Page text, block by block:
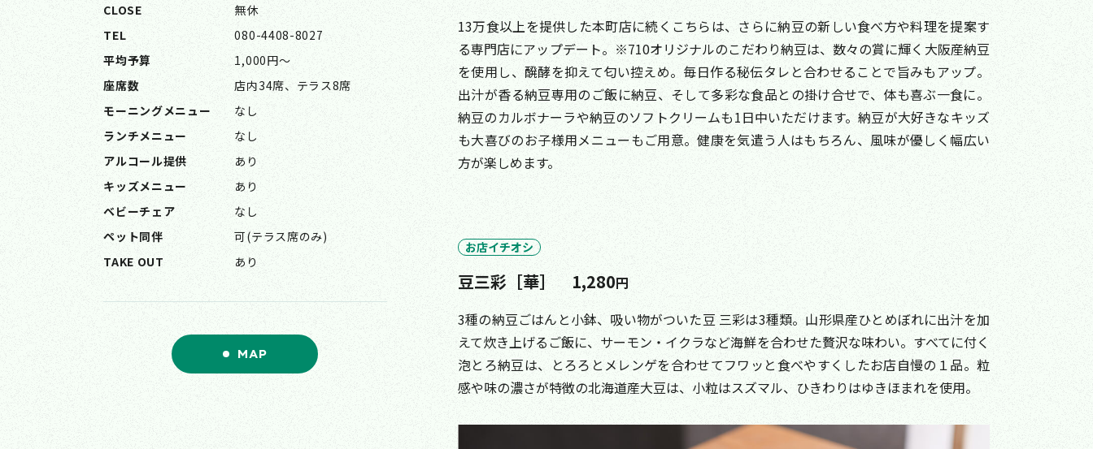
CLOSE
無休
TEL
080-4408-8027
平均予算
1,000円〜
座席数
店内34席、テラス8席
モーニングメニュー
なし
ランチメニュー
なし
アルコール提供
あり
キッズメニュー
あり
ベビーチェア
なし
ペット同伴
可(テラス席のみ)
TAKE OUT
あり
MAP
13万食以上を提供した本町店に続くこちらは、さらに納豆の新しい食べ方や料理を提案す
る専門店にアップデート。※710オリジナルのこだわり納豆は、数々の賞に輝く大阪産納豆
を使用し、醗酵を抑えて匂い控えめ。毎日作る秘伝タレと合わせることで旨みもアップ。
出汁が香る納豆専用のご飯に納豆、そして多彩な食品との掛け合せで、体も喜ぶ一食に。
納豆のカルボナーラや納豆のソフトクリームも1日中いただけます。納豆が大好きなキッズ
も大喜びのお子様用メニューもご用意。健康を気遣う人はもちろん、風味が優しく幅広い
方が楽しめます。
お店イチオシ
豆三彩［華］ 1,280円
3種の納豆ごはんと小鉢、吸い物がついた豆 三彩は3種類。山形県産ひとめぼれに出汁を加
えて炊き上げるご飯に、サーモン・イクラなど海鮮を合わせた贅沢な味わい。すべてに付く
泡とろ納豆は、とろろとメレンゲを合わせてフワッと食べやすくしたお店自慢の１品。粒
感や味の濃さが特徴の北海道産大豆は、小粒はスズマル、ひきわりはゆきほまれを使用。